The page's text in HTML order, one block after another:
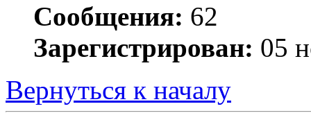
Сообщения: 62
Зарегистрирован: 05
Вернуться к началу